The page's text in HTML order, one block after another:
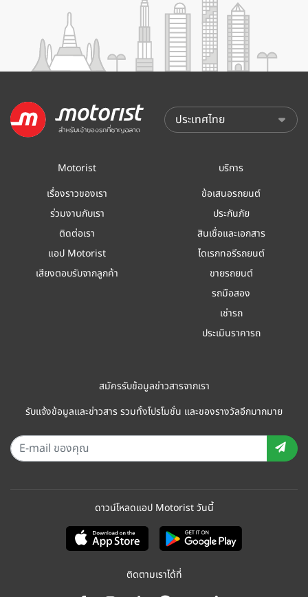
Motorist
เรื่องราวของเรา
ร่วมงานกับเรา
ติดต่อเรา
แอป Motorist
เสียงตอบรับจากลูกค้า
บริการ
ข้อเสนอรถยนต์
ประกันภัย
สินเชื่อและเอกสาร
ไดเรกทอรีรถยนต์
ขายรถยนต์
รถมือสอง
เช่ารถ
ประเมินราคารถ
สมัครรับข้อมูลข่าวสารจากเรา
รับแจ้งข้อมูลและข่าวสาร รวมทั้งโปรโมชั่น และของรางวัลอีกมากมาย
ดาวน์โหลดแอป Motorist วันนี้
ติดตามเราได้ที่